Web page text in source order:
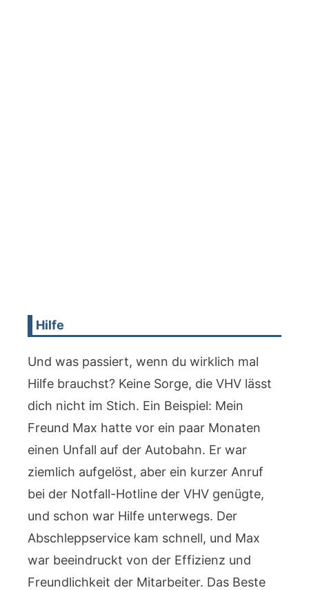
Hilfe
Und was passiert, wenn du wirklich mal
Hilfe brauchst? Keine Sorge, die VHV lässt
dich nicht im Stich. Ein Beispiel: Mein
Freund Max hatte vor ein paar Monaten
einen Unfall auf der Autobahn. Er war
ziemlich aufgelöst, aber ein kurzer Anruf
bei der Notfall-Hotline der VHV genügte,
und schon war Hilfe unterwegs. Der
Abschleppservice kam schnell, und Max
war beeindruckt von der Effizienz und
Freundlichkeit der Mitarbeiter. Das Beste